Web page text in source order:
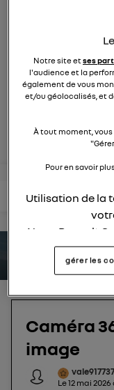
lire les questions lire
estimez votre
Caméra
image
Le12 mai 2026
Notre site etses
l'audience et la
également de vous
et/ou géolocalisés, et
À tout moment,
Pour en savoir
Utilisation de la
Nous, Renault
pour nos
dans cette
utilisez une
La
protection de
gérer les